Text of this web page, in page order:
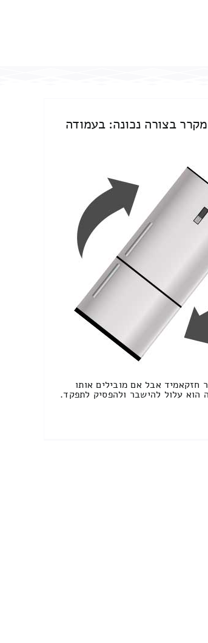
בצורה נכונה: בעמודה
חזקאמיד אבל אם מובילים אותו
הוא עלול להישבר ולהפסיק לתפקד.